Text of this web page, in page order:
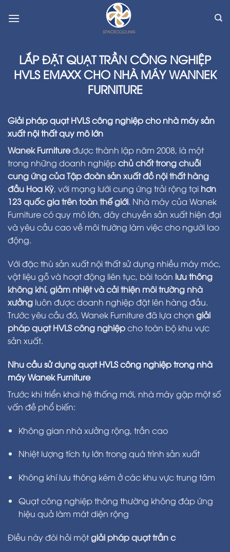
LẮP ĐẶT QUẠT TRẦN CÔNG NGHIỆP
HVLS EMAXX CHO NHÀ MÁY WANNEK
FURNITURE
Giải pháp quạt HVLS công nghiệp cho nhà máy sản
xuất nội thất quy mô lớn
Wanek Furnituređược thành lập năm 2008, là một
trong những doanh nghiệpchủ chốt trong chuỗi
cung ứng của Tập đoàn sản xuất đồ nội thất hàng
đầu Hoa Kỳ, với mạng lưới cung ứng trải rộng tại hơn
123 quốc gia trên toàn thế giới. Nhà máy của Wanek
Furniture có quy mô lớn, dây chuyền sản xuất hiện đại
và yêu cầu cao về môi trường làm việc cho người lao
động.
Với đặc thù sản xuất nội thất sử dụng nhiều máy móc,
vật liệu gỗ và hoạt động liên tục, bài toán lưu thông
không khí, giảm nhiệt và cải thiện môi trường nhà
xưởng luôn được doanh nghiệp đặt lên hàng đầu.
Trước yêu cầu đó, Wanek Furniture đã lựa chọn giải
pháp quạt HVLS công nghiệpcho toàn bộ khu vực
sản xuất.
Nhu cầu sử dụng quạt HVLS công nghiệp trong nhà
máy Wanek Furniture
Trước khi triển khai hệ thống mới, nhà máy gặp một số
vấn đề phổ biến:
Không gian nhà xưởng rộng, trần cao
Nhiệt lượng tích tụ lớn trong quá trình sản xuất
Không khí lưu thông kém ở các khu vực trung tâm
Quạt công nghiệp thông thường không đáp ứng
hiệu quả làm mát diện rộng
Điều này đòi hỏi mộtgiải pháp quạt trần c